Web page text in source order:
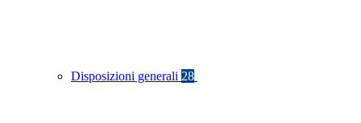
Disposizioni generali 28